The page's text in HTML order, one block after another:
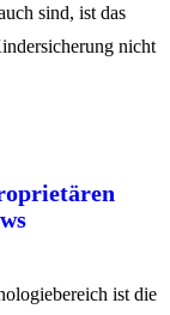
sind, ist das
nicht
ist die